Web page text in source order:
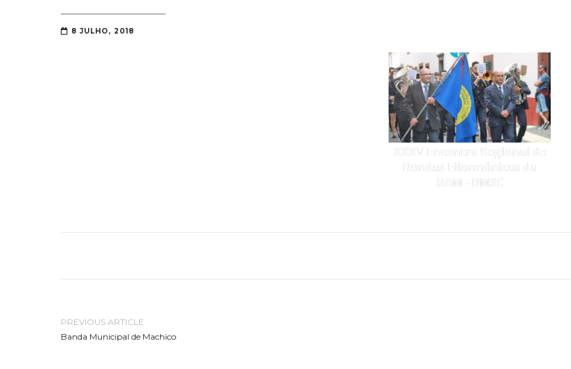
8 JULHO, 2018
XXXV Encontro Regional de
Bandas Filarmónicas da
RAM - BMSC
PREVIOUS ARTICLE
Banda Municipal de Machico